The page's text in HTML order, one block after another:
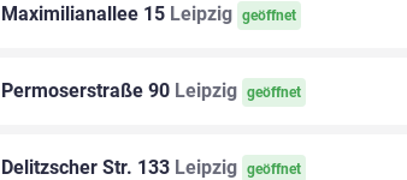
Maximilianallee 15 Leipzig geöffnet
Permoserstraße 90 Leipzig geöffnet
Delitzscher Str. 133 Leipzig geöffnet